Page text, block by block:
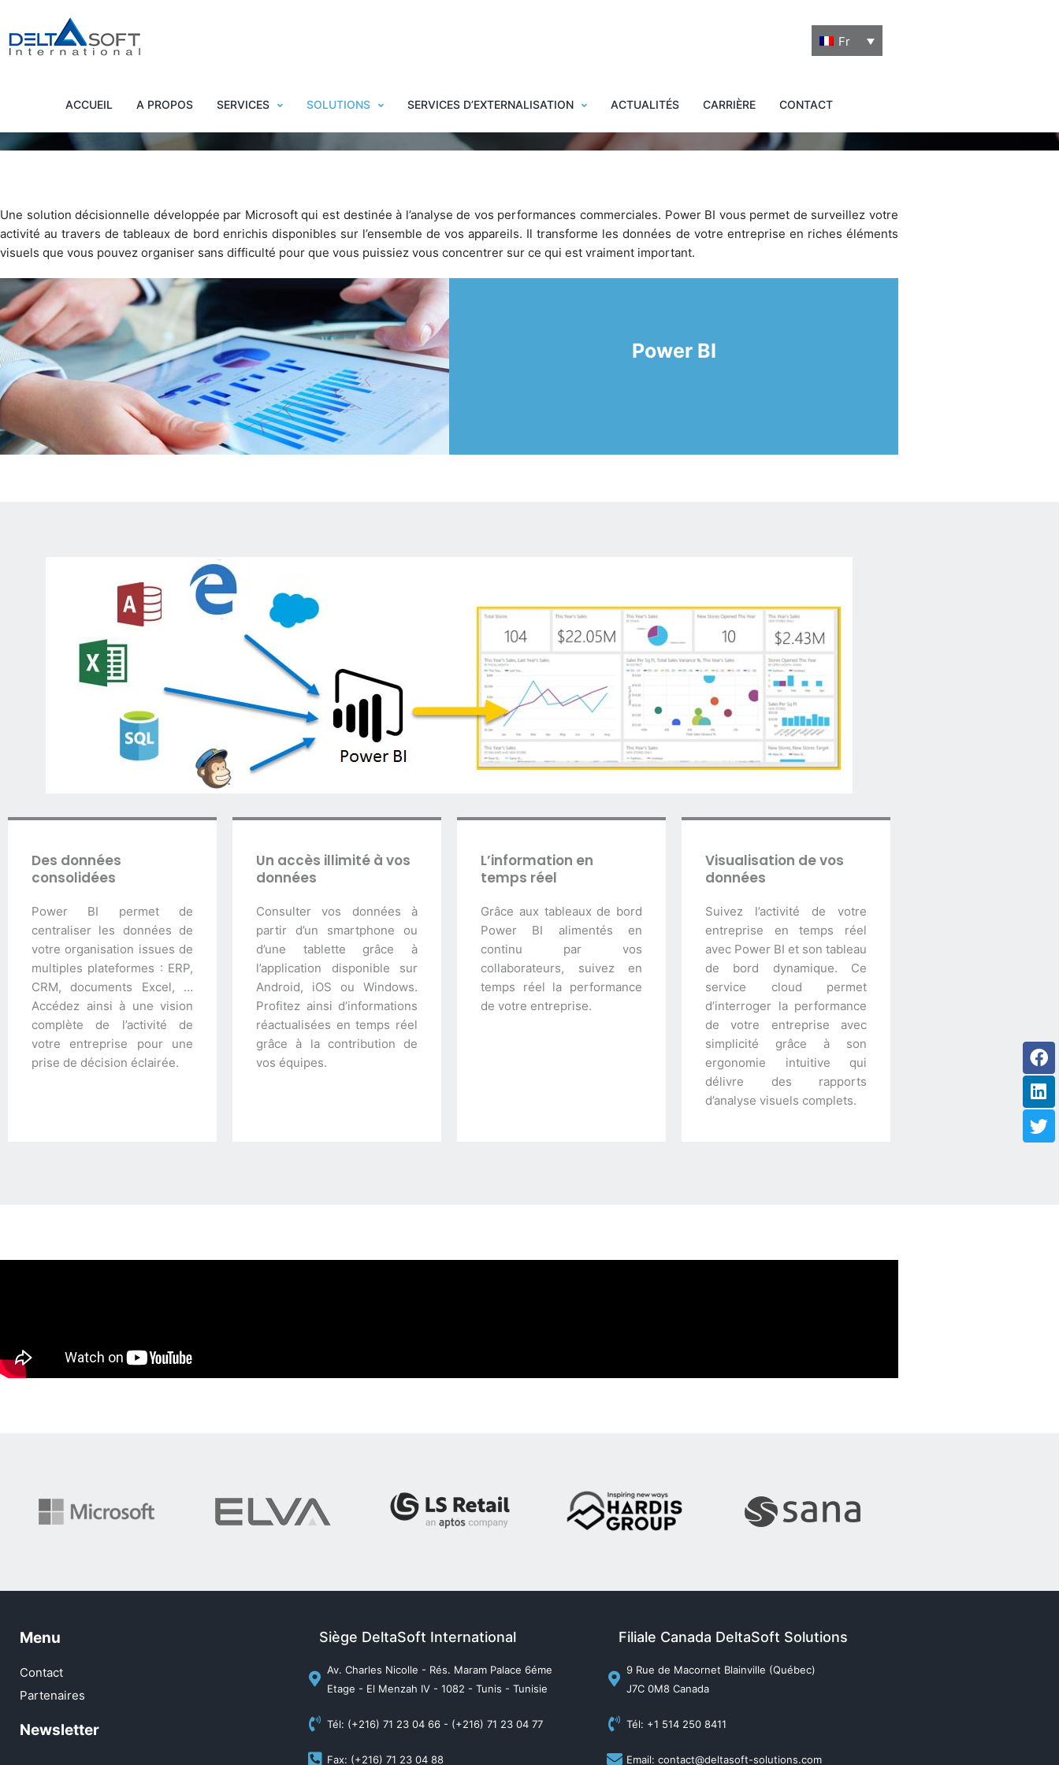
Fr
ACCUEIL A PROPOS SERVICES SOLUTIONS SERVICES D’EXTERNALISATION ACTUALITÉS CARRIÈRE CONTACT
Une solution décisionnelle développée par Microsoft qui est destinée à l’analyse de vos performances commerciales. Power BI vous permet de surveillez votre
activité au travers de tableaux de bord enrichis disponibles sur l’ensemble de vos appareils. Il transforme les données de votre entreprise en riches éléments
visuels que vous pouvez organiser sans difficulté pour que vous puissiez vous concentrer sur ce qui est vraiment important.
Power BI
Des données
consolidées
Power BI permet de
centraliser les données de
votre organisation issues de
multiples plateformes : ERP,
CRM, documents Excel, …
Accédez ainsi à une vision
complète de l’activité de
votre entreprise pour une
prise de décision éclairée.
Un accès illimité à vos
données
Consulter vos données à
partir d’un smartphone ou
d’une tablette grâce à
l’application disponible sur
Android, iOS ou Windows.
Profitez ainsi d’informations
réactualisées en temps réel
grâce à la contribution de
vos équipes.
L’information en
temps réel
Grâce aux tableaux de bord
Power BI alimentés en
continu par vos
collaborateurs, suivez en
temps réel la performance
de votre entreprise.
Visualisation de vos
données
Suivez l’activité de votre
entreprise en temps réel
avec Power BI et son tableau
de bord dynamique. Ce
service cloud permet
d’interroger la performance
de votre entreprise avec
simplicité grâce à son
ergonomie intuitive qui
délivre des rapports
d’analyse visuels complets.
Menu
Contact
Partenaires
Newsletter
Siège DeltaSoft International
Av. Charles Nicolle - Rés. Maram Palace 6éme
Etage - El Menzah IV - 1082 - Tunis - Tunisie
Tél: (+216) 71 23 04 66 - (+216) 71 23 04 77
Fax: (+216) 71 23 04 88
Filiale Canada DeltaSoft Solutions
9 Rue de Macornet Blainville (Québec)
J7C 0M8 Canada
Tél: +1 514 250 8411
Email: contact@deltasoft-solutions.com